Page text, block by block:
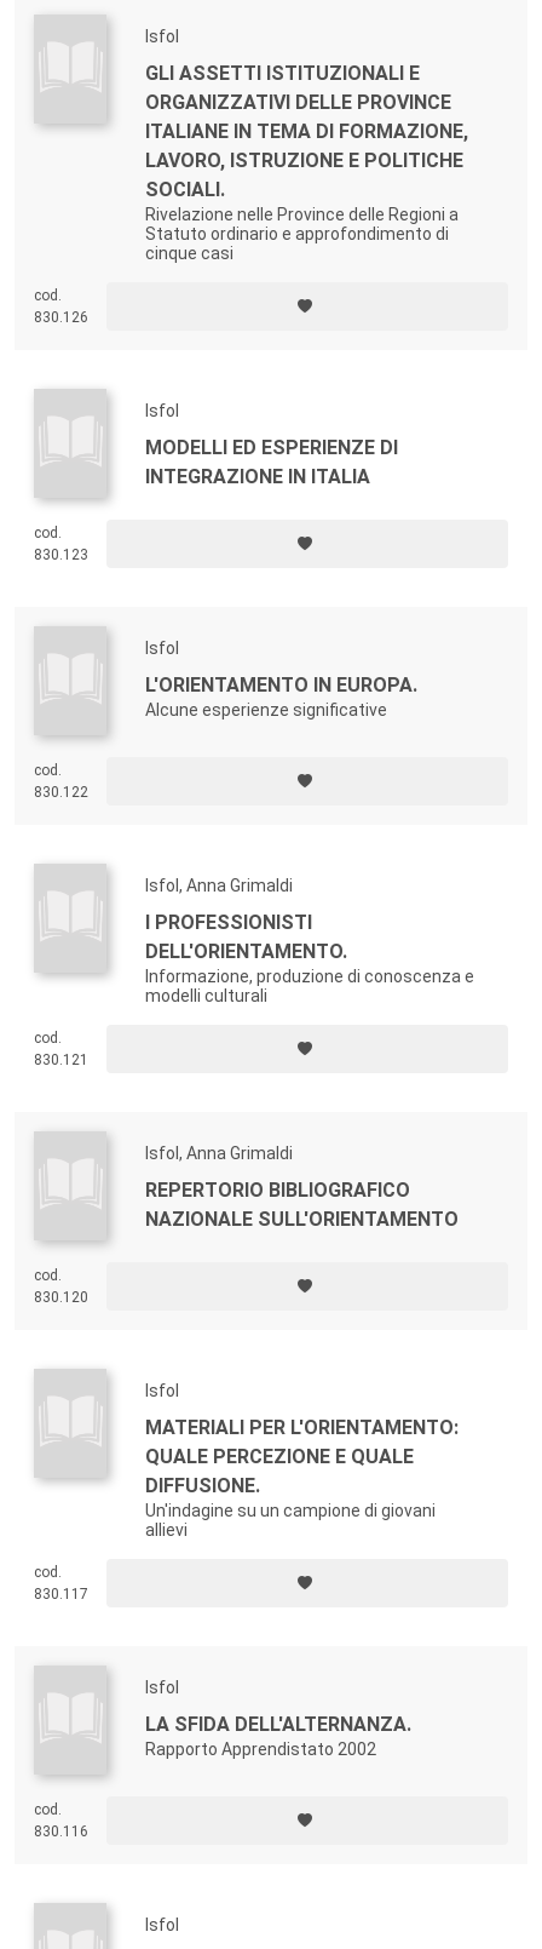
Isfol
GLI ASSETTI ISTITUZIONALI E
ORGANIZZATIVI DELLE PROVINCE
ITALIANE IN TEMA DI FORMAZIONE,
LAVORO, ISTRUZIONE E POLITICHE
SOCIALI.
Rivelazione nelle Province delle Regioni a
Statuto ordinario e approfondimento di
cinque casi
cod.
830.126
Isfol
MODELLI ED ESPERIENZE DI
INTEGRAZIONE IN ITALIA
cod.
830.123
Isfol
L'ORIENTAMENTO IN EUROPA.
Alcune esperienze significative
cod.
830.122
Isfol, Anna Grimaldi
I PROFESSIONISTI
DELL'ORIENTAMENTO.
Informazione, produzione di conoscenza e
modelli culturali
cod.
830.121
Isfol, Anna Grimaldi
REPERTORIO BIBLIOGRAFICO
NAZIONALE SULL'ORIENTAMENTO
cod.
830.120
Isfol
MATERIALI PER L'ORIENTAMENTO:
QUALE PERCEZIONE E QUALE
DIFFUSIONE.
Un'indagine su un campione di giovani
allievi
cod.
830.117
Isfol
LA SFIDA DELL'ALTERNANZA.
Rapporto Apprendistato 2002
cod.
830.116
Isfol